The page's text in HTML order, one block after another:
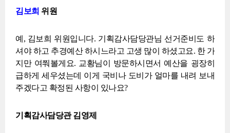
김보희 위원
예, 김보희 위원입니다. 기획감사담당관님 선거준비도 하
셔야 하고 추경예산 하시느라고 고생 많이 하셨고요. 한 가
지만 여쭤볼게요. 교황님이 방문하시면서 예산을 굉장히
급하게 세우셨는데 이게 국비나 도비가 얼마를 내려 보내
주겠다고 확정된 사항이 있나요?
기획감사담당관 김영제